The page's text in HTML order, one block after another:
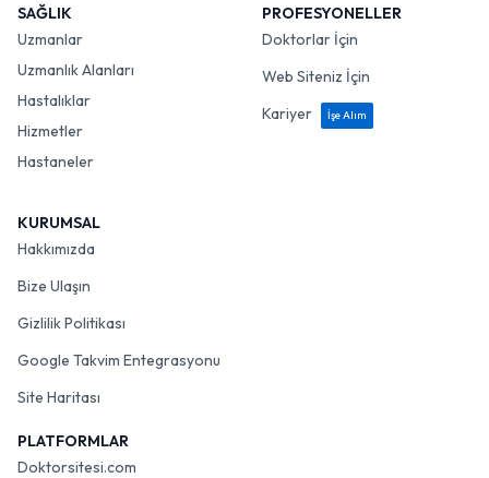
SAĞLIK
Uzmanlar
Uzmanlık Alanları
Hastalıklar
Hizmetler
Hastaneler
PROFESYONELLER
Doktorlar İçin
Web Siteniz İçin
Kariyer
İşe Alım
KURUMSAL
Hakkımızda
Bize Ulaşın
Gizlilik Politikası
Google Takvim Entegrasyonu
Site Haritası
PLATFORMLAR
Doktorsitesi.com